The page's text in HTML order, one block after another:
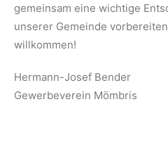
gemeinsam eine wichtige
unserer Gemeinde
willkommen!
Hermann-Josef Bender
Gewerbeverein Mömbris